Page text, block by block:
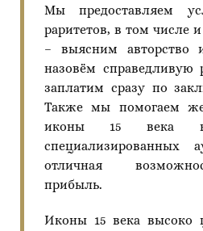
Мы предоставляем
раритетов, в том числе
– выясним авторство
назовём
заплатим сразу по
Также мы помогаем
иконы 15 века
специализированных
отличная
прибыль.
Иконы 15 века высоко